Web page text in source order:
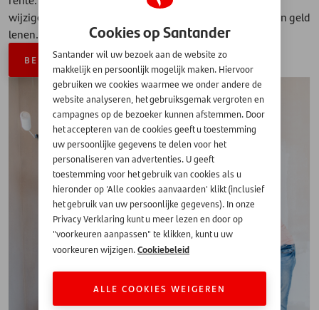
wijzigen, geniet u alsnog de voordelen van deze vorm van geld
lenen.
BEREKEN EN VRAAG AAN
Cookies op Santander
Santander wil uw bezoek aan de website zo
makkelijk en persoonlijk mogelijk maken. Hiervoor
gebruiken we cookies waarmee we onder andere de
website analyseren, het gebruiksgemak vergroten en
campagnes op de bezoeker kunnen afstemmen. Door
het accepteren van de cookies geeft u toestemming
uw persoonlijke gegevens te delen voor het
personaliseren van advertenties. U geeft
toestemming voor het gebruik van cookies als u
hieronder op 'Alle cookies aanvaarden' klikt (inclusief
het gebruik van uw persoonlijke gegevens). In onze
Privacy Verklaring kunt u meer lezen en door op
"voorkeuren aanpassen" te klikken, kunt u uw
voorkeuren wijzigen.Cookiebeleid
ALLE COOKIES WEIGEREN